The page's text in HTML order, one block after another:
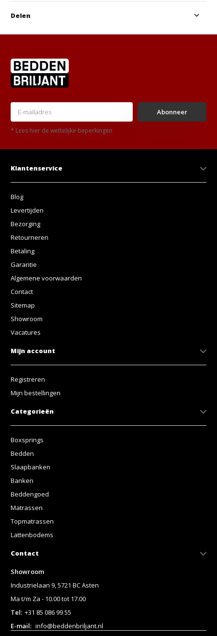
Delen
Abonneer
* Lees hier de wettelijke beperkingen
Klantenservice
Blog
Levertijden
Bezorging
Retourneren
Betaling
Garantie
Algemene voorwaarden
Contact
Sitemap
Showroom
Vacatures
Mijn account
Registreren
Mijn bestellingen
Categorieën
Boxsprings
Bedden
Slaapbanken
Banken
Beddengoed
Matrassen
Topmatrassen
Lattenbodems
Contact
Showroom
Industrielaan 9, 5721 BC Asten
Ma t/m Za - 10.00 tot 17.00
Tel: +31 85 086 99 55
E-mail: info@beddenbriljant.nl